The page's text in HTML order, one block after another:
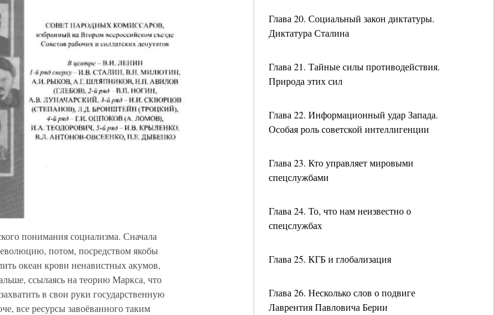
Глава 20. Социальный закон диктатуры.
Диктатура Сталина
Глава 21. Тайные силы противодействия.
Природа этих сил
Глава 22. Информационный удар Запада.
Особая роль советской интеллигенции
Глава 23. Кто управляет мировыми
спецслужбами
Глава 24. То, что нам неизвестно о
спецслужбах
Глава 25. КГБ и глобализация
Глава 26. Несколько слов о подвиге
Лаврентия Павловича Берии
понимания социализма. Сначала
потом, посредством якобы
океан крови ненавистных акумов,
ссылаясь на теорию Маркса, что
в свои руки государственную
все ресурсы завоёванного таким